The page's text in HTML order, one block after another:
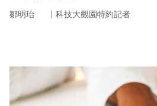
鄒明珆 ｜ 科技大觀園特約記者